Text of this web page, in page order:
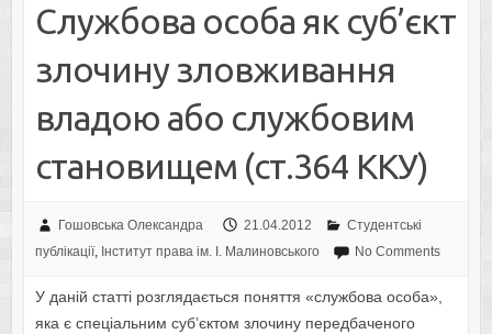
Службова особа як суб’єкт
злочину зловживання
владою або службовим
становищем (ст.364 ККУ)
Гошовська Олександра 21.04.2012
Студентські
публікації, Інститут права ім. І. Малиновського No Comments
У даній статті розглядається поняття «службова особа»,
яка є спеціальним суб’єктом злочину передбаченого